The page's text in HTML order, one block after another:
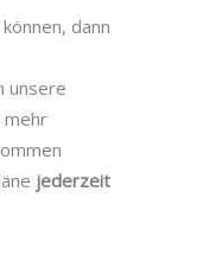
dann
unsere
mehr
jederzeit